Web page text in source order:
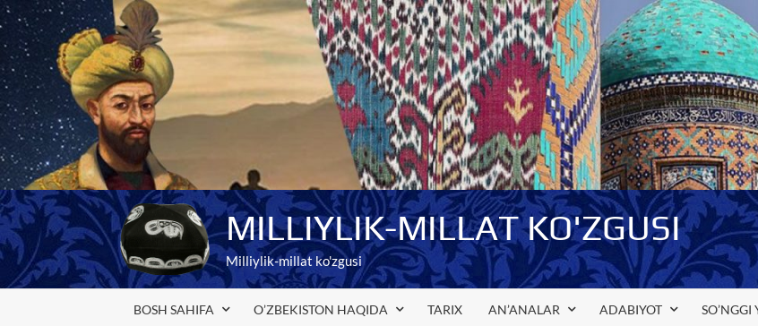
Skip
to
content
MILLIYLIK-MILLAT KO'ZGUSI
Milliylik-millat ko'zgusi
BOSH SAHIFA O’ZBEKISTON HAQIDA TARIX AN’ANALAR ADABIYOT